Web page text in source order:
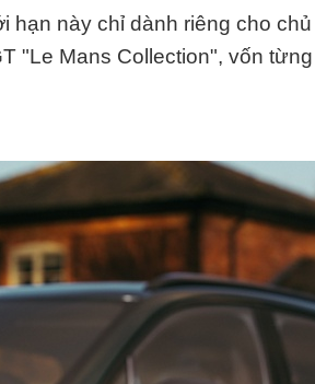
hạn này chỉ dành riêng cho
"Le Mans Collection", vốn